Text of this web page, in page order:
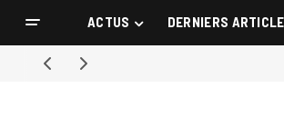
ACTUS DERNIERS